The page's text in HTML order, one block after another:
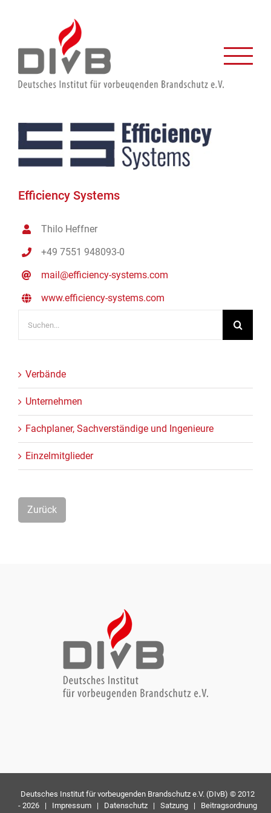
Efficiency Systems
Thilo Heffner
+49 7551 948093-0
mail@efficiency-systems.com
www.efficiency-systems.com
nach:
Verbände
Unternehmen
Fachplaner, Sachverständige und Ingenieure
Einzelmitglieder
Zurück
Deutsches Institut für vorbeugenden Brandschutz e.V. (DIvB) © 2012
- 2026 | Impressum | Datenschutz | Satzung | Beitragsordnung